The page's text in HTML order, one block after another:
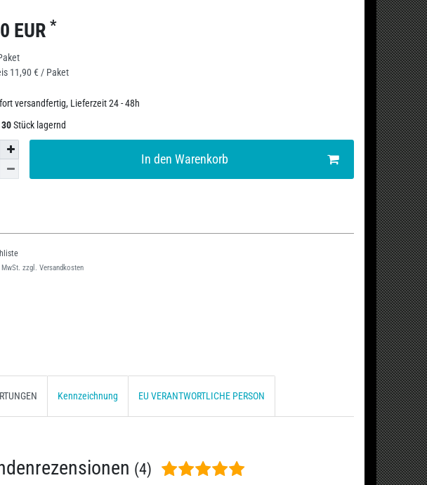
EUR *
11,90 € / Paket
versandfertig, Lieferzeit 24 - 48h
30Stück lagernd
In den Warenkorb
zzgl. Versandkosten
Kennzeichnung EU VERANTWORTLICHE PERSON
(4)